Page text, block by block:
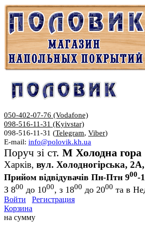
050-402-07-76 (Vodafone)
098-516-11-31 (Kyivstar)
098-516-11-31 (Telegram, Viber)
E-mail: info@polovik.kh.ua
Поруч зі ст. М Холодна гора
Харків, вул. Холодногірська,
Прийом відвідувачів Пн-Птн 900-
З 800 до 1000, з 1800 до 2000 та в
Войти
Регистрация
Корзина
на сумму